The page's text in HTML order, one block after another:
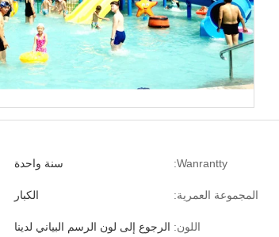
Wanrantty: سنة واحدة
المجموعة العمرية: الكبار
اللون: الرجوع إلى لون الرسم البياني لدينا